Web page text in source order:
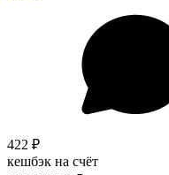
422 ₽
кешбэк на счёт